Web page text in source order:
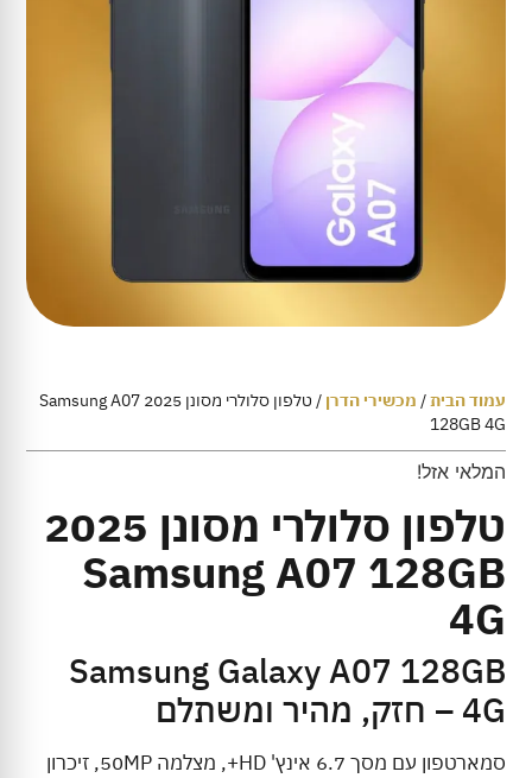
טלפון סלולרי מסונן 2025
Samsung A07 128GB
4G
עמוד הבית/ מכשירי הדרן
/ טלפון סלולרי מסונן 2025 Samsung A07
128GB 4G
Samsung Galaxy A07 128GB
4G – חזק, מהיר ומשתלם
סמארטפון עם מסך 6.7 אינץ' HD+, מצלמה 50MP, זיכרון
המלאי אזל!